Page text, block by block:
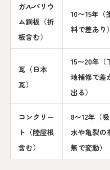
ガルバリウ
ム鋼板（折
板含む）
10〜15年（
料で差あり）
瓦（日本
瓦）
15〜20年（
地補修で差
出る）
コンクリー
ト（陸屋根
含む）
8〜12年（吸
水や亀裂の
無で変動）